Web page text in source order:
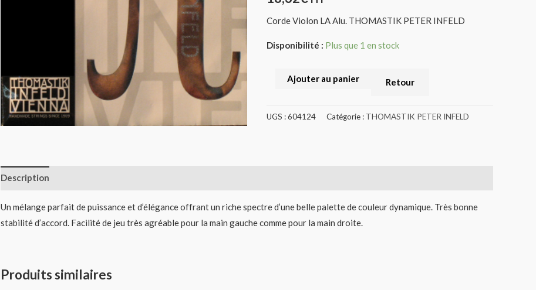
Corde Violon LA Alu. THOMASTIK PETER INFELD
Disponibilité : Plus que 1 en stock
Ajouter au panier Retour
UGS :604124 Catégorie : THOMASTIK PETER INFELD
Description
Un mélange parfait de puissance et d’élégance offrant un riche spectre d’une belle palette de couleur dynamique. Très bonne
stabilité d’accord. Facilité de jeu très agréable pour la main gauche comme pour la main droite.
Produits similaires